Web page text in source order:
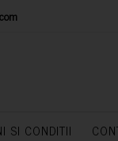
SI CONDITII